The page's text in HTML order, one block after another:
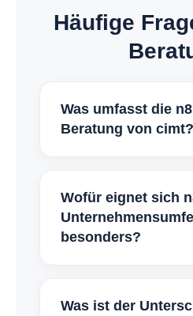
Häufige
Was umfasst die
Beratung von cimt?
Wofür eignet sich
besonders?
Was ist der